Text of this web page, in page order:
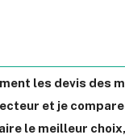
les devis des
et je
le meilleur